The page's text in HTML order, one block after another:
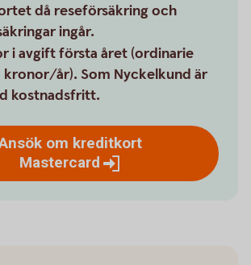
då reseförsäkring och
ingår.
i avgift första året (ordinarie
kronor/år). Som Nyckelkund är
kostnadsfritt.
om kreditkort
Mastercard